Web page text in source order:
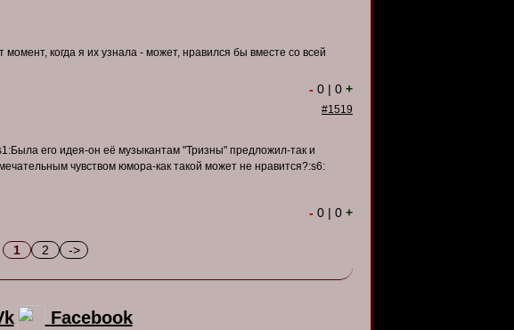
когда я их узнала - может, нравился бы вместе со всей
- 0 | 0 +
#1519
его идея-он её музыкантам "Тризны" предложил-так и
чувством юмора-как такой может не нравится?:s6:
- 0 | 0 +
1 2 ->
Facebook